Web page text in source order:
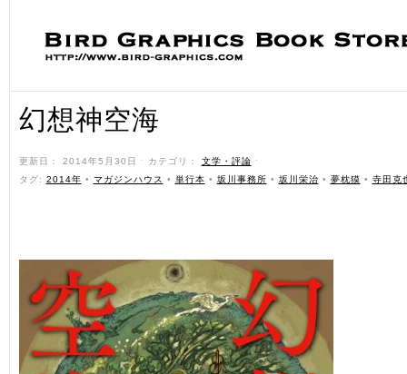
幻想神空海
更新日： 2014年5月30日 ˑ カテゴリ： 文学・評論 ˑ
タグ: 2014年 • マガジンハウス • 単行本 • 坂川事務所 • 坂川栄治 • 夢枕獏 • 寺田克